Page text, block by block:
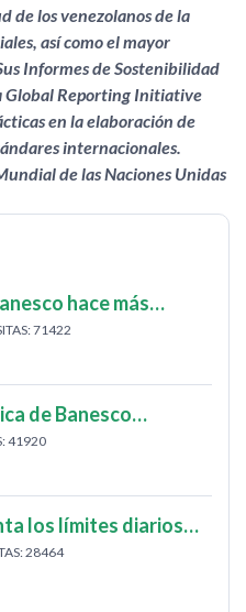
de los venezolanos de la
así como el mayor
Informes de Sostenibilidad
Global Reporting Initiative
en la elaboración de
internacionales.
de las Naciones Unidas
hace más…
71422
de Banesco…
41920
los límites diarios…
28464